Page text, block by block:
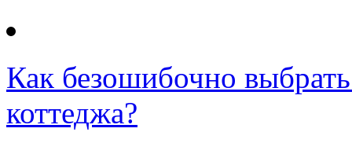
Как безошибочно
коттеджа?